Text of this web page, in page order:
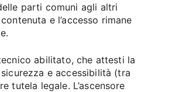
parti comuni agli altri
e l’accesso rimane
abilitato, che attesti la
e accessibilità (tra
tutela legale. L’ascensore